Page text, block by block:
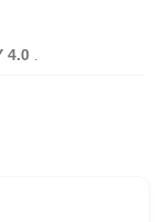
4.0 .